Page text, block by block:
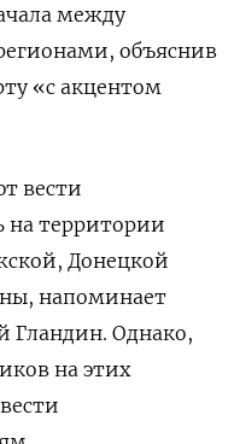
между
объяснив
«с акцентом
вести
на территории
Донецкой
напоминает
Гландин. Однако,
на этих